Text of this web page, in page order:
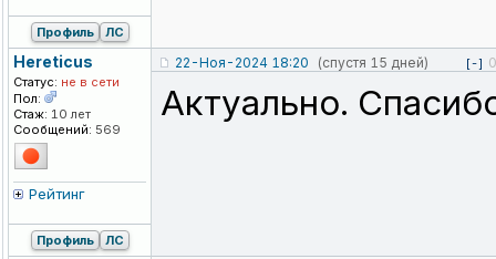
Профиль ЛС
Hereticus
Статус: не в сети
Пол:
Стаж: 10 лет
Сообщений: 569
Рейтинг
22-Ноя-2024 18:20 (спустя 15 дней) [-] 0
Актуально.
Профиль ЛС